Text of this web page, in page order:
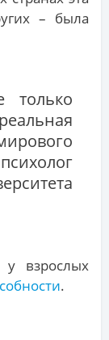
– была
только
взрослых
.